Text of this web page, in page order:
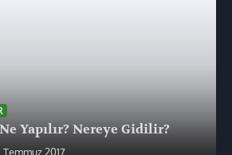
Yapılır? Nereye Gidilir?
Temmuz 2017